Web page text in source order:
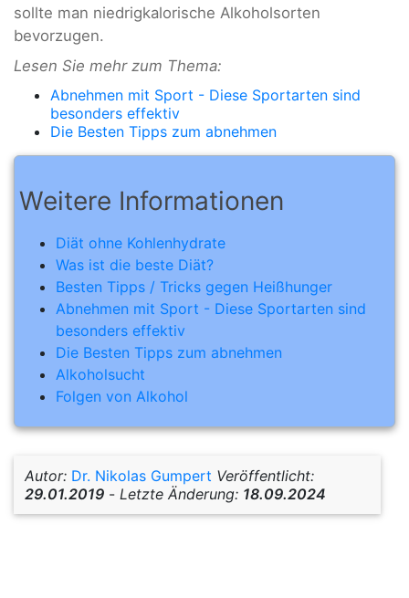
sollte man niedrigkalorische Alkoholsorten
bevorzugen.
Lesen Sie mehr zum Thema:
Abnehmen mit Sport - Diese Sportarten sind
besonders effektiv
Die Besten Tipps zum abnehmen
Weitere Informationen
Diät ohne Kohlenhydrate
Was ist die beste Diät?
Besten Tipps / Tricks gegen Heißhunger
Abnehmen mit Sport - Diese Sportarten sind
besonders effektiv
Die Besten Tipps zum abnehmen
Alkoholsucht
Folgen von Alkohol
Autor: Dr. Nikolas Gumpert Veröffentlicht:
29.01.2019 - Letzte Änderung: 18.09.2024